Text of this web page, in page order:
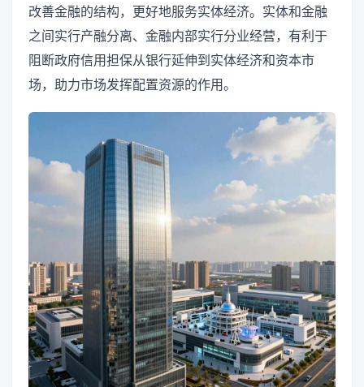
改善金融的结构，更好地服务实体经济。实体和金融
之间实行产融分离、金融内部实行分业经营，有利于
阻断政府信用担保从银行延伸到实体经济和资本市
场，助力市场发挥配置资源的作用。